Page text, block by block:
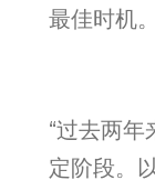
最佳时机。
“过去两
定阶段。